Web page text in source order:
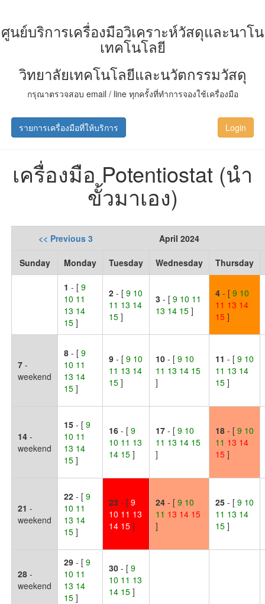
ศูนย์บริการเครื่องมือวิเคราะห์วัสดุและนาโน
เทคโนโลยี
วิทยาลัยเทคโนโลยีและนวัตกรรมวัสดุ
กรุณาตรวจสอบ email / line ทุกครั้งที่ทำการจองใช้เครื่องมือ
รายการเครื่องมือที่ให้บริการ Login
เครื่องมือ Potentiostat (นำ
ขั้วมาเอง)
<< Previous 3 April 2024
Sunday Monday Tuesday Wednesday Thursday
1 - [9
10 11
13 14
15]
2 - [9 10
11 13 14
15]
3 - [9 10 11
13 14 15]
4 - [9 10
11 13 14
15 ]
7 -
weekend
8 - [9
10 11
13 14
15]
9 - [9 10
11 13 14
15]
10 - [9 10
11 13 14 15
]
11 - [9 10
11 13 14
15]
14 -
weekend
15 - [9
10 11
13 14
15]
16 - [9
10 11 13
14 15]
17 - [9 10
11 13 14 15
]
18 - [9 10
11 13 14
15 ]
21 -
weekend
22 - [9
10 11
13 14
15]
23 - [ 9
10 11 13
14 15]
24 - [9 10
11 13 14 15
]
25 - [9 10
11 13 14
15]
28 -
weekend
29 - [9
10 11
13 14
15]
30 - [9
10 11 13
14 15]